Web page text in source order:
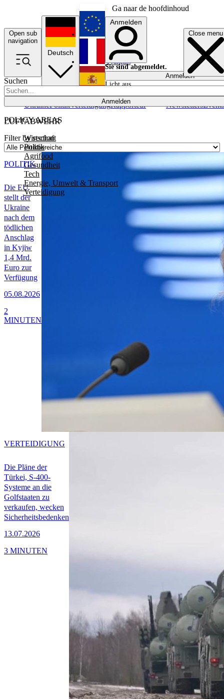
Ga naar de hoofdinhoud
Open sub
navigation
Close menu
Suchen
Anmelden
POLICY AREAS
Wirtschaft
Politik
Agrifood
Gesundheit
Tech
Energie, Umwelt & Transport
Verteidigung
UkrainePolitikVerteidigungRapporteur NewslettersEvents
Deutsch
English
Français
Anmelden
Sie sind abgemeldet.
Anmelden
Licht aus
LUFTABWEHR
Filter by section
Die EU
stellt der
Ukraine
nach dem
tödlichen
Anschlag
in Kyjiw
1,4 Mrd.
Euro zur
Verfügung
05.08.2026
POLITIK
2
MINUTEN
Die Pläne der
Türkei, S-400-
Systeme an die
Golfstaaten zu
verkaufen, wecken
Sicherheitsbedenken
13.07.2026
VERTEIDIGUNG
3 MINUTEN